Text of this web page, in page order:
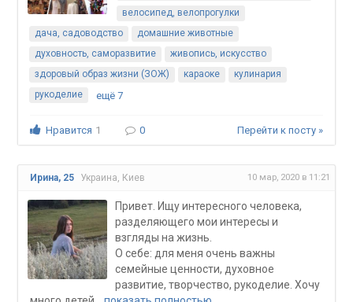
велосипед, велопрогулки
дача, садоводство
домашние животные
духовность, саморазвитие
живопись, искусство
здоровый образ жизни (ЗОЖ)
караоке
кулинария
рукоделие
ещё 7
Нравится 1 0 Перейти к посту »
Ирина, 25 Украина, Киев 10 мар, 2020 в 11:21
Привет. Ищу интересного человека,
разделяющего мои интересы и
взгляды на жизнь.
О себе: для меня очень важны
семейные ценности, духовное
развитие, творчество, рукоделие. Хочу